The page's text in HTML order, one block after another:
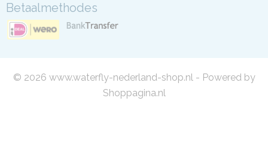
Betaalmethodes
© 2026 www.waterfly-nederland-shop.nl - Powered by
Shoppagina.nl